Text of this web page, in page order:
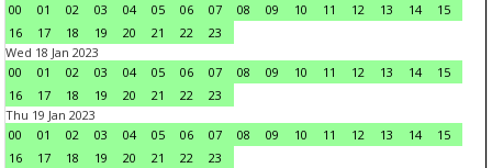
00
01 02 03 04 05 06 07 08 09 10 11 12 13 14
15
16
17 18 19 20 21 22
23
Wed 18 Jan 2023
00
01 02 03 04 05 06 07 08 09 10 11 12 13 14
15
16
17 18 19 20 21 22
23
Thu 19 Jan 2023
00
01 02 03 04 05 06 07 08 09 10 11 12 13 14
15
16
17 18 19 20 21 22
23